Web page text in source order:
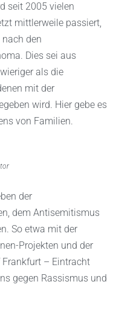
seit 2005 vielen
mittlerweile passiert,
den
Dies sei aus
als die
mit der
wird. Hier gebe es
von Familien.
der
dem Antisemitismus
So etwa mit der
Projekten und der
Frankfurt – Eintracht
gegen Rassismus und